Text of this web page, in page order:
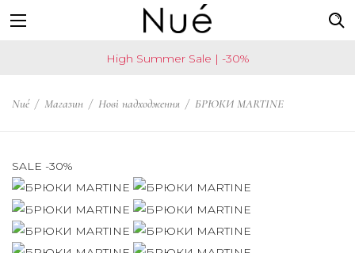
worldwide!
shipping
country
чокер
High Summer Sale | -30%
Nué / Магазин / Нові надходження / БРЮКИ MARTINE
SALE -30%